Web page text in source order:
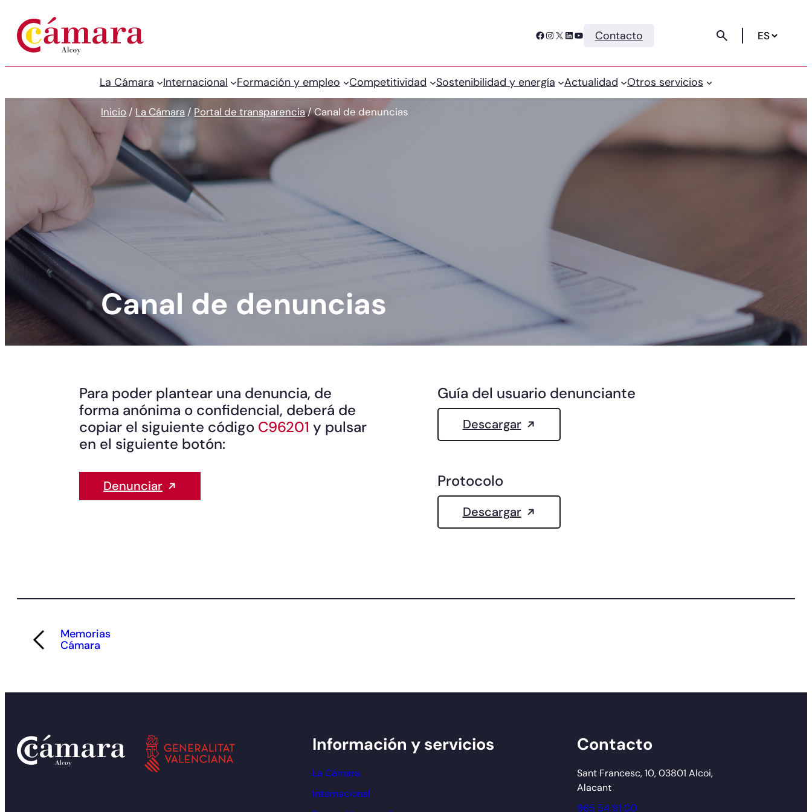
contenido
Facebook Instagram X LinkedIn YouTube Contacto
La Cámara Internacional Formación y empleo Competitividad Sostenibilidad y energía Actualidad Otros servicios
Inicio / La Cámara / Portal de transparencia/Canal de denuncias
Canal de denuncias
Para poder plantear una denuncia, de
forma anónima o confidencial, deberá de
copiar el siguiente código C96201 y pulsar
en el siguiente botón:
Denunciar
Guía del usuario denunciante
Descargar
Protocolo
Descargar
Memorias
Cámara
Información y servicios
La Cámara
Internacional
Contacto
Sant Francesc, 10, 03801 Alcoi,
Alacant
965 54 91 00